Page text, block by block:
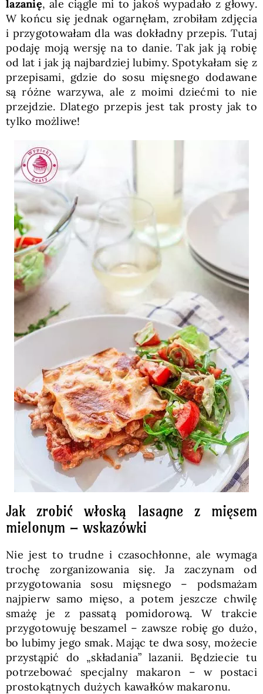
lazanię, ale ciągle mi to jakoś wypadało z głowy.
W końcu się jednak ogarnęłam, zrobiłam zdjęcia
i przygotowałam dla was dokładny przepis. Tutaj
podaję moją wersję na to danie. Tak jak ją robię
od lat i jak ją najbardziej lubimy. Spotykałam się z
przepisami, gdzie do sosu mięsnego dodawane
są różne warzywa, ale z moimi dziećmi to nie
przejdzie. Dlatego przepis jest tak prosty jak to
tylko możliwe!
Jak zrobić włoską lasagne z mięsem
mielonym – wskazówki
Nie jest to trudne i czasochłonne, ale wymaga
trochę zorganizowania się. Ja zaczynam od
przygotowania sosu mięsnego – podsmażam
najpierw samo mięso, a potem jeszcze chwilę
smażę je z passatą pomidorową. W trakcie
przygotowuję beszamel – zawsze robię go dużo,
bo lubimy jego smak. Mając te dwa sosy, możecie
przystąpić do „składania” lazanii. Będziecie tu
potrzebować specjalny makaron – w postaci
prostokątnych dużych kawałków makaronu.